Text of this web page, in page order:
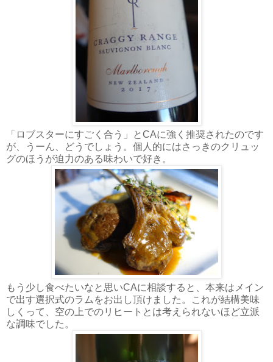
「ロブスターにすごく合う」とCAに強く推奨されたのです
が、うーん、どうでしょう。個人的にはさっきのクリュッ
グのほうが迫力のある味わいで好き。
もう少し食べたいなと思いCAに相談すると、本来はメイン
で出す選択式のラムをお出し頂けました。これが結構美味
しくって、空の上でのリヒートとは考えられないほど立派
な調味でした。